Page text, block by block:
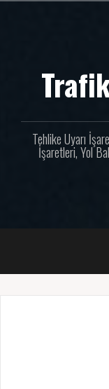
Tehlike Uyarı
İşaretleri, Yol